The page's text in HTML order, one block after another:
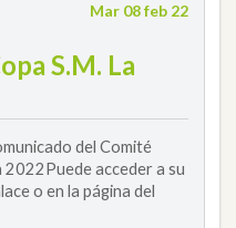
Mar 08 feb 22
S.M. La
del Comité
2022Puede acceder a su
o en la página del